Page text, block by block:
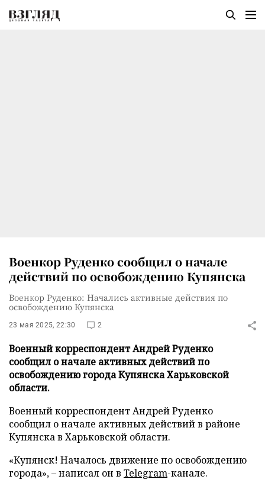
Военкор Руденко сообщил о начале
действий по освобождению Купянска
Военкор Руденко: Начались активные действия по
освобождению Купянска
23 мая 2025, 22:30 2
Военный корреспондент Андрей Руденко
сообщил о начале активных действий по
освобождению города Купянска Харьковской
области.
Военный корреспондент Андрей Руденко
сообщил о начале активных действий в районе
Купянска в Харьковской области.
«Купянск! Началось движение по освобождению
города», – написал он в Telegram-канале.